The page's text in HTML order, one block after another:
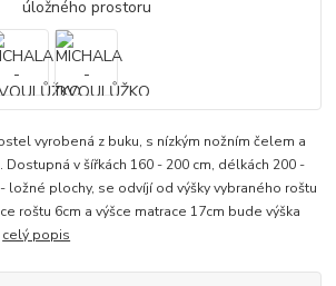
vyrobená z buku, s nízkým nožním čelem a
v šířkách 160 - 200 cm, délkách 200 -
ložné plochy, se odvíjí od výšky vybraného roštu
roštu 6cm a výšce matrace 17cm bude výška
celý popis